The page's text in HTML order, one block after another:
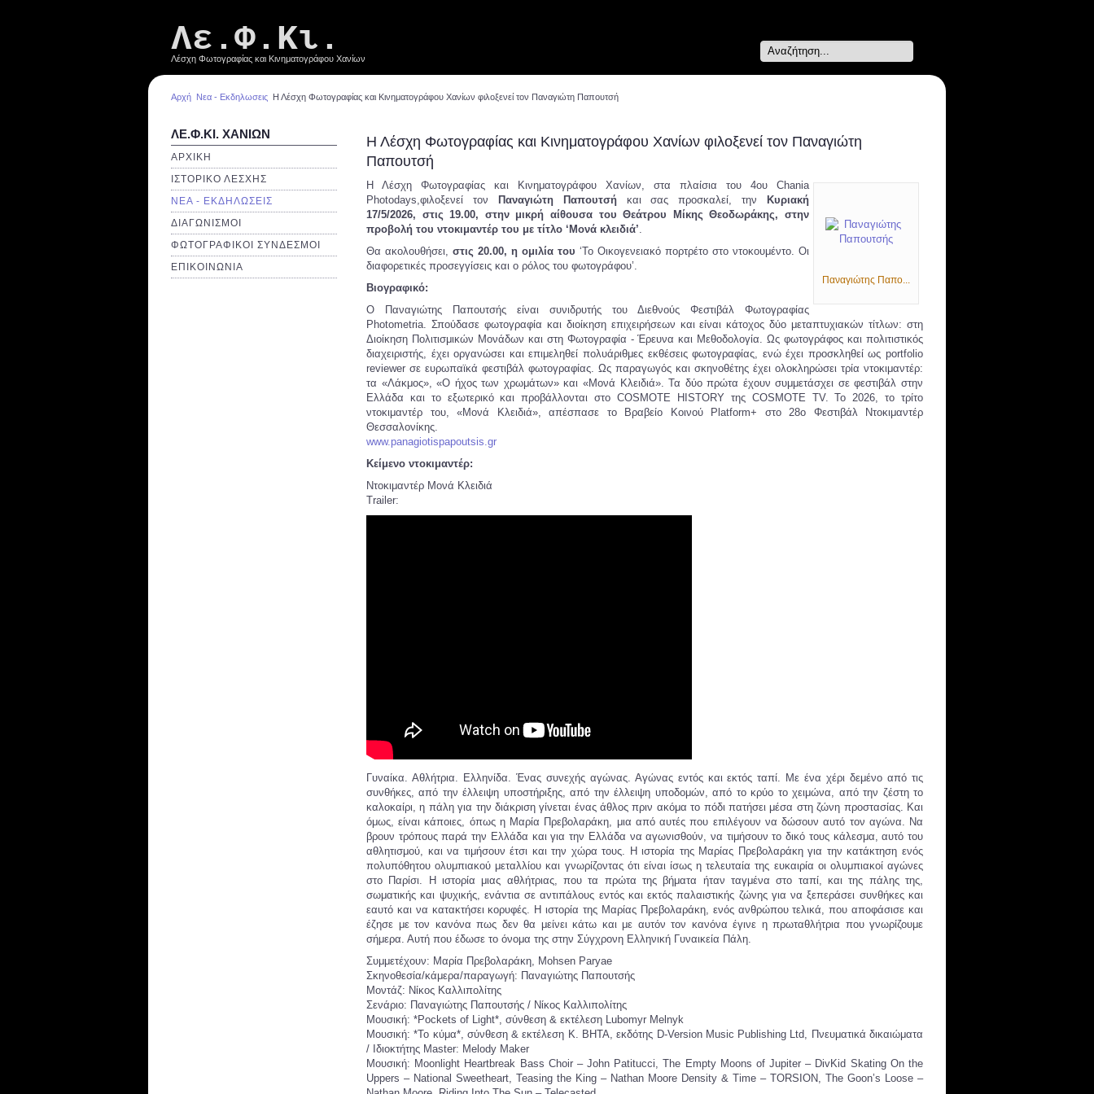
Λε.Φ.Κι.
Λέσχη Φωτογραφίας και Κινηματογράφου Χανίων
Search
...
Αρχή Νεα - Εκδηλωσεις Η Λέσχη Φωτογραφίας και Κινηματογράφου Χανίων φιλοξενεί τον Παναγιώτη Παπουτσή
ΛΕ.Φ.ΚΙ. ΧΑΝΙΩΝ
ΑΡΧΙΚΗ
ΙΣΤΟΡΙΚΟ ΛΕΣΧΗΣ
ΝΕΑ - ΕΚΔΗΛΩΣΕΙΣ
ΔΙΑΓΩΝΙΣΜΟΙ
ΦΩΤΟΓΡΑΦΙΚΟΙ ΣΥΝΔΕΣΜΟΙ
ΕΠΙΚΟΙΝΩΝΙΑ
Η Λέσχη Φωτογραφίας και Κινηματογράφου Χανίων φιλοξενεί τον Παναγιώτη
Παπουτσή
Παναγιώτης Παπο...
Η Λέσχη Φωτογραφίας και Κινηματογράφου Χανίων, στα πλαίσια του 4ου Chania
Photodays,φιλοξενεί τον
Παναγιώτη Παπουτσήκαι σας προσκαλεί, την
Κυριακή
17/5/2026, στις 19.00, στην μικρή αίθουσα του Θεάτρου Μίκης Θεοδωράκης, στην
προβολή του ντοκιμαντέρ του με τίτλο ‘Μονά κλειδιά’.
Θα ακολουθήσει, στις 20.00, η ομιλία του ‘Το Οικογενειακό πορτρέτο στο ντοκουμέντο. Οι
διαφορετικές προσεγγίσεις και ο ρόλος του φωτογράφου’.
Βιογραφικό:
Ο Παναγιώτης Παπουτσής είναι συνιδρυτής του Διεθνούς Φεστιβάλ Φωτογραφίας
Photometria. Σπούδασε φωτογραφία και διοίκηση επιχειρήσεων και είναι κάτοχος δύο μεταπτυχιακών τίτλων: στη
Διοίκηση Πολιτισμικών Μονάδων και στη Φωτογραφία - Έρευνα και Μεθοδολογία. Ως φωτογράφος και πολιτιστικός
διαχειριστής, έχει οργανώσει και επιμεληθεί πολυάριθμες εκθέσεις φωτογραφίας, ενώ έχει προσκληθεί ως portfolio
reviewer σε ευρωπαϊκά φεστιβάλ φωτογραφίας. Ως παραγωγός και σκηνοθέτης έχει ολοκληρώσει τρία ντοκιμαντέρ:
τα «Λάκμος», «Ο ήχος των χρωμάτων» και «Μονά Κλειδιά». Τα δύο πρώτα έχουν συμμετάσχει σε φεστιβάλ στην
Ελλάδα και το εξωτερικό και προβάλλονται στο COSMOTE HISTORY της COSMOTE TV. Το 2026, το τρίτο
ντοκιμαντέρ του, «Μονά Κλειδιά», απέσπασε το Βραβείο Κοινού Platform+ στο 28ο Φεστιβάλ Ντοκιμαντέρ
Θεσσαλονίκης.
www.panagiotispapoutsis.gr
Κείμενο ντοκιμαντέρ:
Ντοκιμαντέρ Μονά Κλειδιά
Trailer:
Γυναίκα. Αθλήτρια. Ελληνίδα. Ένας συνεχής αγώνας. Αγώνας εντός και εκτός ταπί. Με ένα χέρι δεμένο από τις
συνθήκες, από την έλλειψη υποστήριξης, από την έλλειψη υποδομών, από το κρύο το χειμώνα, από την ζέστη το
καλοκαίρι, η πάλη για την διάκριση γίνεται ένας άθλος πριν ακόμα το πόδι πατήσει μέσα στη ζώνη προστασίας. Και
όμως, είναι κάποιες, όπως η Μαρία Πρεβολαράκη, μια από αυτές που επιλέγουν να δώσουν αυτό τον αγώνα. Να
βρουν τρόπους παρά την Ελλάδα και για την Ελλάδα να αγωνισθούν, να τιμήσουν το δικό τους κάλεσμα, αυτό του
αθλητισμού, και να τιμήσουν έτσι και την χώρα τους. Η ιστορία της Μαρίας Πρεβολαράκη για την κατάκτηση ενός
πολυπόθητου ολυμπιακού μεταλλίου και γνωρίζοντας ότι είναι ίσως η τελευταία της ευκαιρία οι ολυμπιακοί αγώνες
στο Παρίσι. Η ιστορία μιας αθλήτριας, που τα πρώτα της βήματα ήταν ταγμένα στο ταπί, και της πάλης της,
σωματικής και ψυχικής, ενάντια σε αντιπάλους εντός και εκτός παλαιστικής ζώνης για να ξεπεράσει συνθήκες και
εαυτό και να κατακτήσει κορυφές. Η ιστορία της Μαρίας Πρεβολαράκη, ενός ανθρώπου τελικά, που αποφάσισε και
έζησε με τον κανόνα πως δεν θα μείνει κάτω και με αυτόν τον κανόνα έγινε η πρωταθλήτρια που γνωρίζουμε
σήμερα. Αυτή που έδωσε το όνομα της στην Σύγχρονη Ελληνική Γυναικεία Πάλη.
Συμμετέχουν: Μαρία Πρεβολαράκη, Mohsen Paryae
Σκηνοθεσία/κάμερα/παραγωγή: Παναγιώτης Παπουτσής
Μοντάζ: Νίκος Καλλιπολίτης
Σενάριο: Παναγιώτης Παπουτσής / Νίκος Καλλιπολίτης
Μουσική: *Pockets of Light*, σύνθεση & εκτέλεση Lubomyr Melnyk
Μουσική: *Το κύμα*, σύνθεση & εκτέλεση Κ. ΒΗΤΑ, εκδότης D-Version Music Publishing Ltd, Πνευματικά δικαιώματα
/ Ιδιοκτήτης Master: Melody Maker
Μουσική: Moonlight Heartbreak Bass Choir – John Patitucci, The Empty Moons of Jupiter – DivKid Skating On the
Uppers – National Sweetheart, Teasing the King – Nathan Moore Density & Time – TORSION, The Goon’s Loose –